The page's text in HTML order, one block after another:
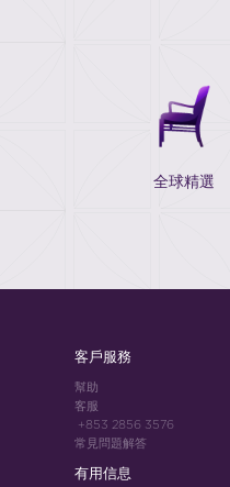
全球精選
客戶服務
幫助
客服
+853 2856 3576
常見問題解答
有用信息